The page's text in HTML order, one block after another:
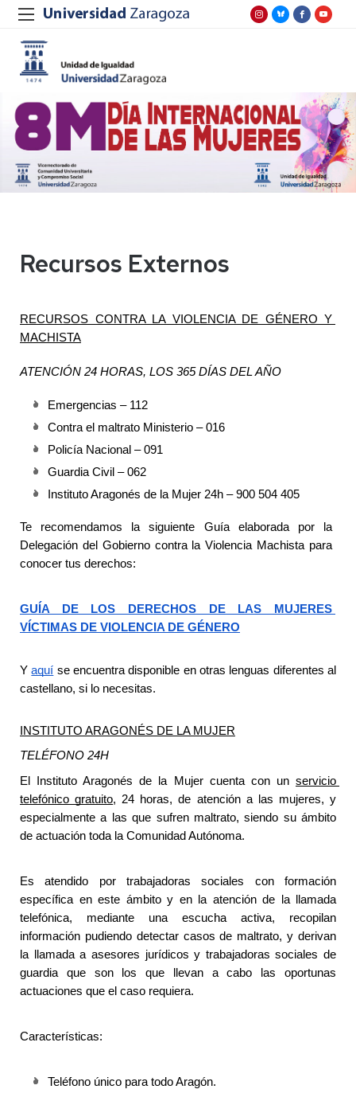
Recursos Externos
RECURSOS CONTRA LA VIOLENCIA DE GÉNERO Y
MACHISTA
ATENCIÓN 24 HORAS, LOS 365 DÍAS DEL AÑO
Emergencias – 112
Contra el maltrato Ministerio – 016
Policía Nacional – 091
Guardia Civil – 062
Instituto Aragonés de la Mujer 24h – 900 504 405
Te recomendamos la siguiente Guía elaborada por la
Delegación del Gobierno contra la Violencia Machista para
conocer tus derechos:
GUÍA DE LOS DERECHOS DE LAS MUJERES
VÍCTIMAS DE VIOLENCIA DE GÉNERO
Y aquí se encuentra disponible en otras lenguas diferentes al
castellano, si lo necesitas.
INSTITUTO ARAGONÉS DE LA MUJER
TELÉFONO 24H
El Instituto Aragonés de la Mujer cuenta con un servicio
telefónico gratuito, 24 horas, de atención a las mujeres, y
especialmente a las que sufren maltrato, siendo su ámbito
de actuación toda la Comunidad Autónoma.
Es atendido por trabajadoras sociales con formación
específica en este ámbito y en la atención de la llamada
telefónica, mediante una escucha activa, recopilan
información pudiendo detectar casos de maltrato, y derivan
la llamada a asesores jurídicos y trabajadoras sociales de
guardia que son los que llevan a cabo las oportunas
actuaciones que el caso requiera.
Características:
Teléfono único para todo Aragón.